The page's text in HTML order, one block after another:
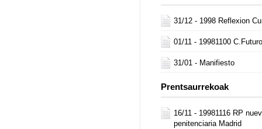
31/12 - 1998 Reflexion
01/11 - 19981100
31/01 - Manifiesto
Prentsaurrekoak
16/11 - 19981116 RP
penitenciaria Madrid